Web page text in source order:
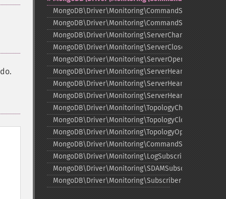
MongoDB\Driver\Monitoring\CommandStartedEvent
MongoDB\Driver\Monitoring\ServerChangedEvent
MongoDB\Driver\Monitoring\ServerClosedEvent
MongoDB\Driver\Monitoring\ServerOpeningEvent
MongoDB\Driver\Monitoring\TopologyChangedEvent
MongoDB\Driver\Monitoring\TopologyClosedEvent
MongoDB\Driver\Monitoring\TopologyOpeningEvent
MongoDB\Driver\Monitoring\CommandSubscriber
MongoDB\Driver\Monitoring\LogSubscriber
MongoDB\Driver\Monitoring\SDAMSubscriber
MongoDB\Driver\Monitoring\Subscriber